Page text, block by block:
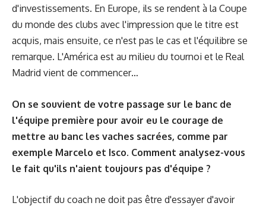
d'investissements. En Europe, ils se rendent à la Coupe
du monde des clubs avec l'impression que le titre est
acquis, mais ensuite, ce n'est pas le cas et l'équilibre se
remarque. L'América est au milieu du tournoi et le Real
Madrid vient de commencer…
On se souvient de votre passage sur le banc de
l'équipe première pour avoir eu le courage de
mettre au banc les vaches sacrées, comme par
exemple Marcelo et Isco. Comment analysez-vous
le fait qu'ils n'aient toujours pas d'équipe ?
L'objectif du coach ne doit pas être d'essayer d'avoir